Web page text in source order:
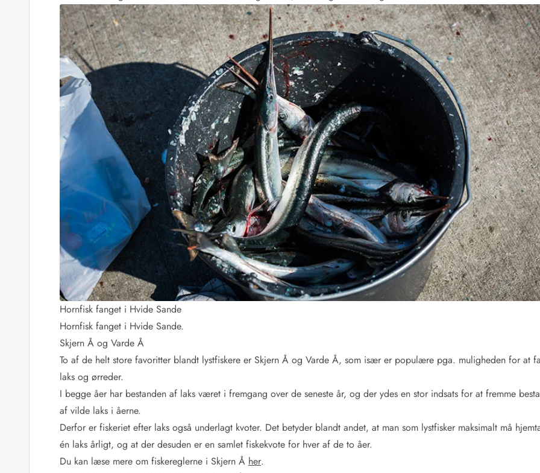
Lejebetingelser
Vejret i Danmark
Fotokonkurrence
Esmark Rejsecurity
Esmark KidsVIP
Esmark VIP: Fordele og rabataftaler
Ingen depositum
Gæsteanmeldelser
Gratis WiFi i ferieområdet
We love people!
Fritidsaktiviteter
Esmark VIP partnerfordele
Esmark KidsVIP
LEGOLAND® rabat
Ferie med hund
Ferie ved stranden
Naturoplevelser
Rav - find det selv langs Vesterhavet
Hornfisk fanget i Hvide Sande
Hornfisk fanget i Hvide Sande.
Skjern Å og Varde Å
To af de helt store favoritter blandt lystfiskere er Skjern Å og Varde Å, som især er populære pga. muligheden for at
laks og ørreder.
I begge åer har bestanden af laks været i fremgang over de seneste år, og der ydes en stor indsats for at fremme
af vilde laks i åerne.
Derfor er fiskeriet efter laks også underlagt kvoter. Det betyder blandt andet, at man som lystfisker maksimalt må
én laks årligt, og at der desuden er en samlet fiskekvote for hver af de to åer.
Du kan læse mere om fiskereglerne i Skjern Å her.